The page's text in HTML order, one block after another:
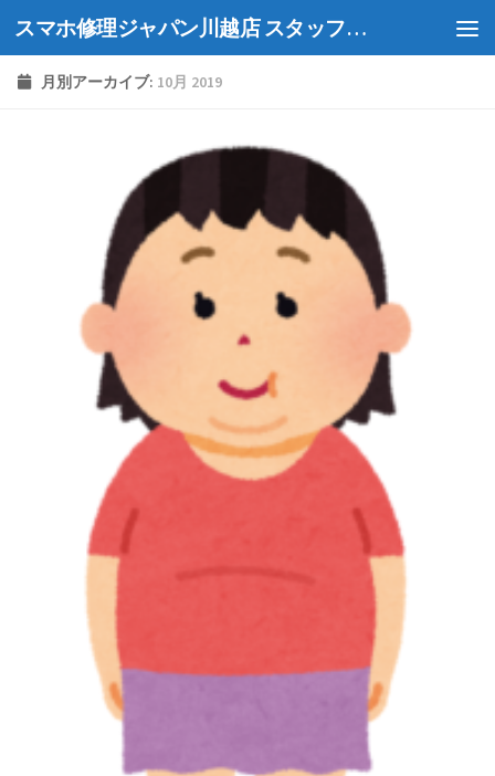
Skip to content スマホ修理ジャパン川越店 スタッフブログ
月別アーカイブ: 10月 2019